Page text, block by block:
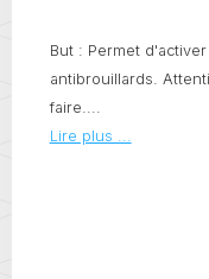
But : Permet
antibrouillards.
faire....
Lire plus ...